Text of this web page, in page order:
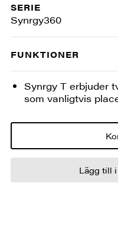
SERIE
Synrgy360
FUNKTIONER
Synrgy T erbjuder
som vanligtvis
Lägg till